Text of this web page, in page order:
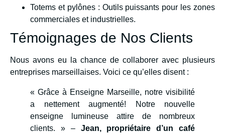
Totems et pylônes : Outils puissants pour les zones
commerciales et industrielles.
Témoignages de Nos Clients
Nous avons eu la chance de collaborer avec plusieurs
entreprises marseillaises. Voici ce qu’elles disent :
« Grâce à Enseigne Marseille, notre visibilité
a nettement augmenté! Notre nouvelle
enseigne lumineuse attire de nombreux
clients. » – Jean, propriétaire d’un café